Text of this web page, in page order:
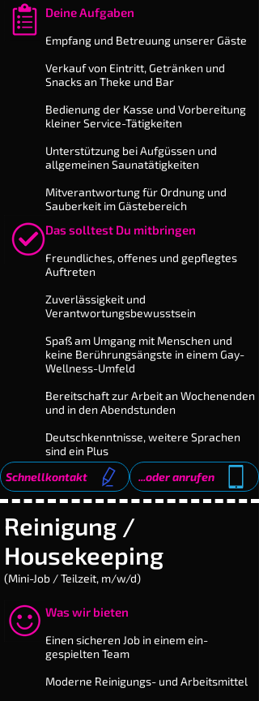
Deine Aufgaben
​Empfang und Betreuung unserer Gäste
Verkauf von Eintritt, Getränken und
Snacks an Theke und Bar
Bedienung der Kasse und Vor­bereitung
kleiner Service-Tätigkeiten
Unterstützung bei Aufgüssen und
allgemeinen Saunatätigkeiten
Mitverantwortung für Ordnung und
Sauberkeit im Gästebereich
Das solltest Du mitbringen
​Freundliches, offenes und gepflegtes
Auftreten
Zuverlässigkeit und
Verantwortungsbewusstsein
Spaß am Umgang mit Menschen und
keine Berührungsängste in einem Gay-
Wellness-Umfeld
Bereitschaft zur Arbeit an Wochenenden
und in den Abendstunden
Deutschkenntnisse, weitere Sprachen
sind ein Plus
Schnellkontakt
...oder anrufen
Reinigung /
Housekeeping
(Mini-Job / Teilzeit, m/w/d)
Was wir bieten
​Einen sicheren Job in einem ein­
gespielten Team
Moderne Reinigungs- und Arbeits­mittel